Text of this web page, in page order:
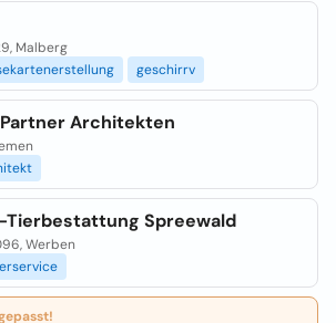
Malberg
geschirrv
Architekten
Tierbestattung Spreewald
Werben